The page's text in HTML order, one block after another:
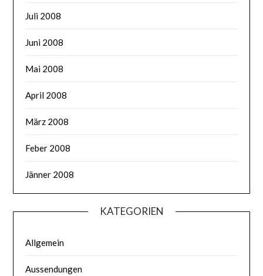
Juli 2008
Juni 2008
Mai 2008
April 2008
März 2008
Feber 2008
Jänner 2008
KATEGORIEN
Allgemein
Aussendungen